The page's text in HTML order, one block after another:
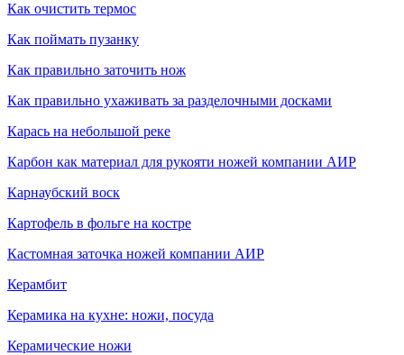
Как очистить термос
Как поймать пузанку
Как правильно заточить нож
Как правильно ухаживать за разделочными досками
Карась на небольшой реке
Карбон как материал для рукояти ножей компании АИР
Карнаубский воск
Картофель в фольге на костре
Кастомная заточка ножей компании АИР
Керамбит
Керамика на кухне: ножи, посуда
Керамические ножи